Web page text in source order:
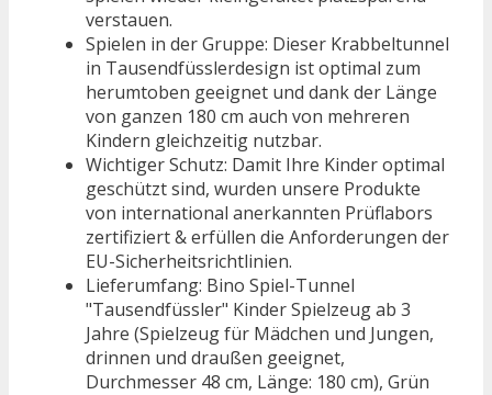
verstauen.
Spielen in der Gruppe: Dieser Krabbeltunnel
in Tausendfüsslerdesign ist optimal zum
herumtoben geeignet und dank der Länge
von ganzen 180 cm auch von mehreren
Kindern gleichzeitig nutzbar.
Wichtiger Schutz: Damit Ihre Kinder optimal
geschützt sind, wurden unsere Produkte
von international anerkannten Prüflabors
zertifiziert & erfüllen die Anforderungen der
EU-Sicherheitsrichtlinien.
Lieferumfang: Bino Spiel-Tunnel
"Tausendfüssler" Kinder Spielzeug ab 3
Jahre (Spielzeug für Mädchen und Jungen,
drinnen und draußen geeignet,
Durchmesser 48 cm, Länge: 180 cm), Grün